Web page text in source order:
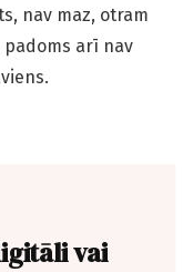
nav maz, otram
arī nav
vai